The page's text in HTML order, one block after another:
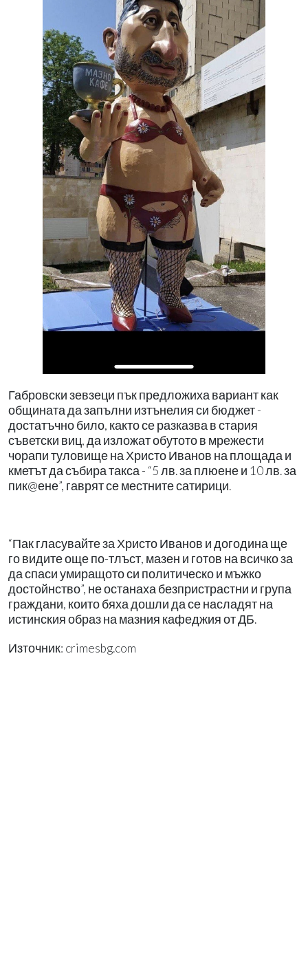
Габровски зевзеци пък предложиха вариант как
общината да запълни изтънелия си бюджет -
достатъчно било, както се разказва в стария
съветски виц, да изложат обутото в мрежести
чорапи туловище на Христо Иванов на площада и
кметът да събира такса - “5 лв. за плюене и 10 лв. за
пик@ене”, гаврят се местните сатирици.
“Пак гласувайте за Христо Иванов и догодина ще
го видите още по-тлъст, мазен и готов на всичко за
да спаси умиращото си политическо и мъжко
достойнство”, не останаха безпристрастни и група
граждани, които бяха дошли да се насладят на
истинския образ на мазния кафеджия от ДБ.
Източник: crimesbg.com